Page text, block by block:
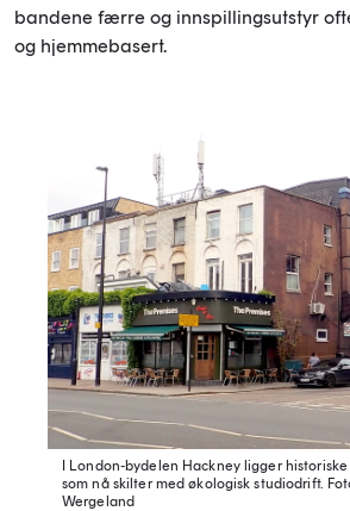
bandene færre og innspillingsutstyr
og hjemmebasert.
I London-bydelen Hackney ligger historiske
som nå skilter med økologisk studiodrift.
Wergeland